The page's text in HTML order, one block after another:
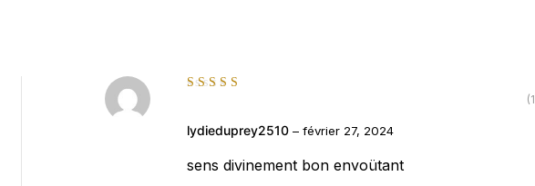
lydieduprey2510 – février 27, 2024
sens divinement bon envoütant